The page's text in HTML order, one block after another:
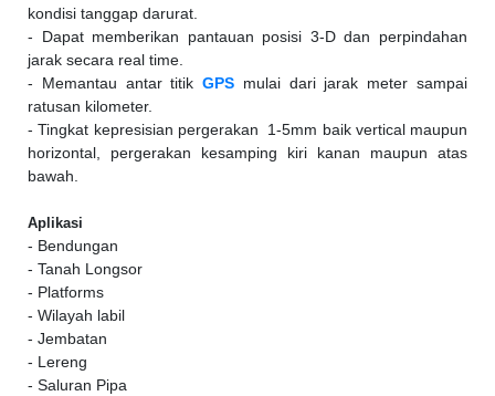
kondisi tanggap darurat.
- Dapat memberikan pantauan posisi 3-D dan perpindahan
jarak secara real time.
- Memantau antar titikGPS mulai dari jarak meter sampai
ratusan kilometer.
- Tingkat kepresisian pergerakan 1-5mm baik vertical maupun
horizontal, pergerakan kesamping kiri kanan maupun atas
bawah.
Aplikasi
- Bendungan
- Tanah Longsor
- Platforms
- Wilayah labil
- Jembatan
- Lereng
- Saluran Pipa